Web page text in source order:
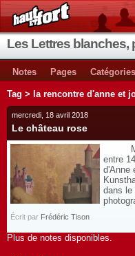
Les Lettres blanches,
Notes Pages Catégories
Tag > la rencontre d'anne et
mercredi, 18 avril 2018
Le château rose
entre
d'Anne
dans le
Écrit par Frédéric Tison
Plus de notes disponibles.